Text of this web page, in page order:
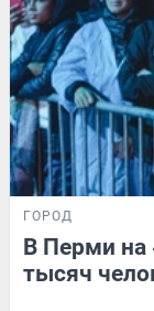
ГОРОД
В Перми на
тысяч